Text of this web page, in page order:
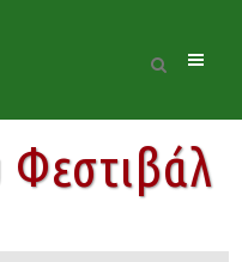
Φεστιβάλ